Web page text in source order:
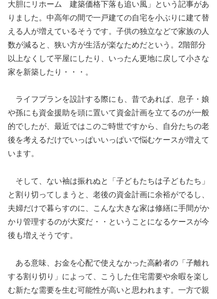
大胆にリホーム 建築価格下落も追い風」という記事があ
りました。中高年の間で一戸建ての自宅を小ぶりに建て替
える人が増えているそうです。子供の独立などで家族の人
数が減ると、狭い方が生活が楽なためだという。2階部分
以上なくして平屋にしたり、いったん更地に戻して小さな
家を新築したり・・・。
ライフプランを設計する際にも、昔であれば、息子・娘
や孫にも資金援助を頭に置いて資金計画を立てるのが一般
的でしたが、最近ではこのご時世ですから、自分たちの老
後を考えるだけでいっぱいいっぱいで悩むケースが増えて
います。
そして、ない袖は振れぬと「子どもたちは子どもたち」
と割り切ってしまうと、老後の資金計画に余裕がでるし、
夫婦だけで暮らすのに、こんな大きな家は修繕に手間がか
かり管理するのが大変だ・・ということになるケースが今
後も増えそうです。
ある意味、お金を心配で使えなかった高齢者の「子離れ
する割り切り」によって、こうした住宅需要や余暇を楽し
む新たな需要を生む可能性が高いと思われます。一方で親